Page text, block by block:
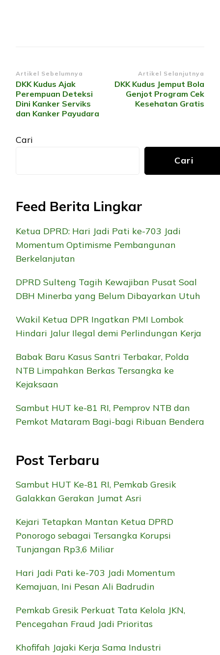
Navigasi
Artikel
Artikel Sebelumnya
DKK Kudus Ajak
Perempuan Deteksi
Dini Kanker Serviks
dan Kanker Payudara
Artikel Selanjutnya
DKK Kudus Jemput Bola
Genjot Program Cek
Kesehatan Gratis
Cari
Cari
Feed Berita Lingkar
Ketua DPRD: Hari Jadi Pati ke-703 Jadi
Momentum Optimisme Pembangunan
Berkelanjutan
DPRD Sulteng Tagih Kewajiban Pusat Soal
DBH Minerba yang Belum Dibayarkan Utuh
Wakil Ketua DPR Ingatkan PMI Lombok
Hindari Jalur Ilegal demi Perlindungan Kerja
Babak Baru Kasus Santri Terbakar, Polda
NTB Limpahkan Berkas Tersangka ke
Kejaksaan
Sambut HUT ke-81 RI, Pemprov NTB dan
Pemkot Mataram Bagi-bagi Ribuan Bendera
Post Terbaru
Sambut HUT Ke-81 RI, Pemkab Gresik
Galakkan Gerakan Jumat Asri
Kejari Tetapkan Mantan Ketua DPRD
Ponorogo sebagai Tersangka Korupsi
Tunjangan Rp3,6 Miliar
Hari Jadi Pati ke-703 Jadi Momentum
Kemajuan, Ini Pesan Ali Badrudin
Pemkab Gresik Perkuat Tata Kelola JKN,
Pencegahan Fraud Jadi Prioritas
Khofifah Jajaki Kerja Sama Industri